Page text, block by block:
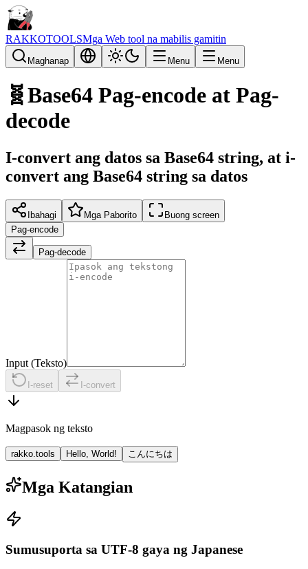
RAKKOTOOLSMga Web tool na mabilis gamitin
Maghanap Menu Menu
🧬Base64 Pag-encode at Pag-
decode
I-convert ang datos sa Base64 string, at i-
convert ang Base64 string sa datos
Ibahagi Mga Paborito
Buong screen
Pag-encode
Pag-decode
Input (Teksto)
I-reset I-convert
Magpasok ng teksto
rakko.tools Hello, World! こんにちは
Mga Katangian
Sumusuporta sa UTF-8 gaya ng Japanese